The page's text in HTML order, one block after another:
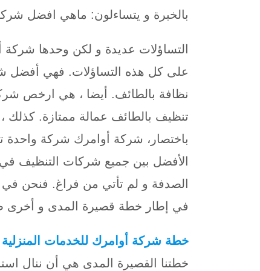
بالخبرة و يتساءلون: ماهي افضل
التساؤلات عديدة و لكن وحدها شركة
على كل هذه التساؤلات. فهي أفضل
نظافة بالطائف. أيضا ، هي ارخص
تنظيف بالطائف عمالة ممتازة.
باختصار، شركة أوامرك شركة
الأفضل بين جميع شركات التنظيف
الصدفة و لم تأتي من فراغ. فنحن
في إطار خطة قصيرة المدى و أخرى
خطة شركة أوامرك للخدمات المنزلية
خطتنا القصيرة المدى هي أن ننال